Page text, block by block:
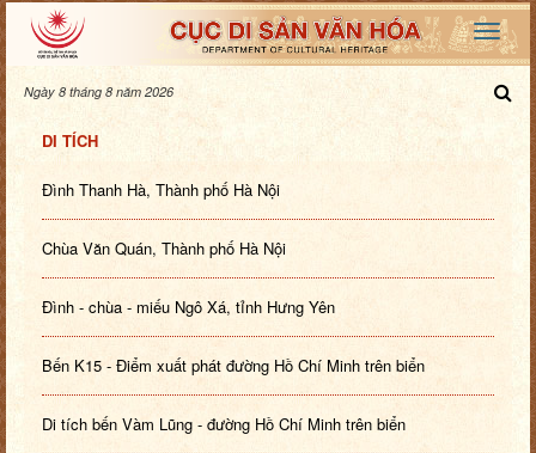
Ngày 8 tháng 8 năm 2026
DI TÍCH
Đình Thanh Hà, Thành phố Hà Nội
Chùa Văn Quán, Thành phố Hà Nội
Đình - chùa - miếu Ngô Xá, tỉnh Hưng Yên
Bến K15 - Điểm xuất phát đường Hồ Chí Minh trên biển
Di tích bến Vàm Lũng - đường Hồ Chí Minh trên biển